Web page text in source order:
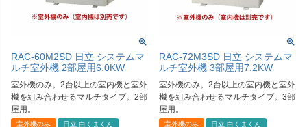
RAC-60M2SD 日立 システムマ
ルチ室外機 2部屋用6.0KW
室外機のみ。2台以上の室内機と室外
機を組み合わせるマルチタイプ。2部
屋用。
室外機のみ
日立 白くまくん
RAC-72M3SD 日立 システムマ
ルチ室外機 3部屋用7.2KW
室外機のみ。2台以上の室内機と室外
機を組み合わせるマルチタイプ。3部
屋用。
室外機のみ
日立 白くまくん